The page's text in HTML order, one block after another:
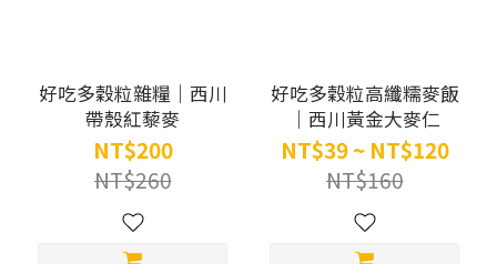
好吃多穀粒雜糧｜西川
帶殼紅藜麥
NT$200
NT$260
好吃多穀粒高纖糯麥飯
｜西川黃金大麥仁
NT$39 ~ NT$120
NT$160